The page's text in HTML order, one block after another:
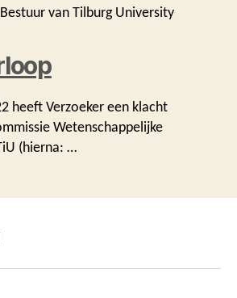
van Tilburg University
heeft Verzoeker een klacht
Wetenschappelijke
(hierna: …